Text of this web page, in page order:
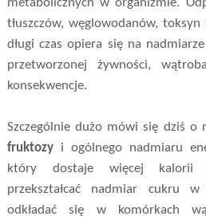
metabolicznych w organizmie.
tłuszczów, węglowodanów,
długi czas opiera się na
przetworzonej żywności,
konsekwencje.
Szczególnie dużo mówi się dziś o
fruktozyi ogólnego nadmiaru
który dostaje więcej kalorii
przekształcać nadmiar cukru
odkładać się w komórkach